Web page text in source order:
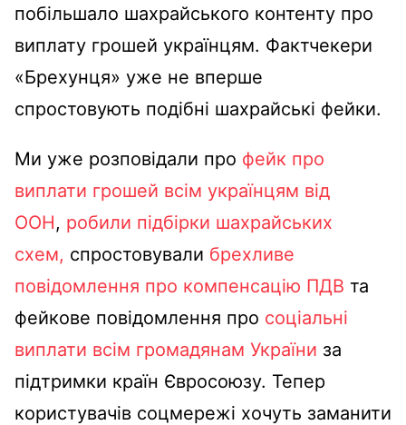
побільшало шахрайського контенту про
виплату грошей українцям. Фактчекери
«Брехунця» уже не вперше
спростовують подібні шахрайські фейки.
Ми уже розповідали про фейк про
виплати грошей всім українцям від
ООН, робили підбірки шахрайських
схем, спростовували брехливе
повідомлення про компенсацію ПДВ та
фейкове повідомлення про соціальні
виплати всім громадянам України за
підтримки країн Євросоюзу. Тепер
користувачів соцмережі хочуть заманити